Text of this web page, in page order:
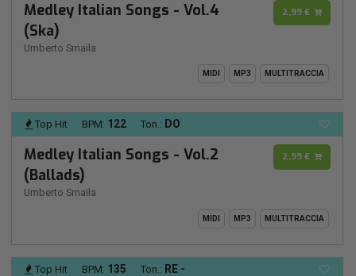
Medley Italian Songs - Vol.4
(Ska)
Umberto Smaila
2,99 €
MIDI MP3 MULTITRACCIA
Top Hit BPM: 122 Ton.: DO
Medley Italian Songs - Vol.2
(Ballads)
Umberto Smaila
2,99 €
MIDI MP3 MULTITRACCIA
Top Hit BPM: 135 Ton.: RE -